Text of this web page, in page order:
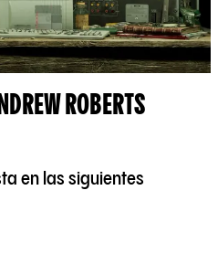
ROBERTS
en las siguientes